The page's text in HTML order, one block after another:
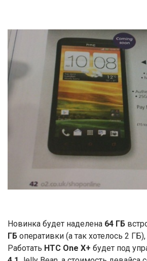
Новинка будет наделена 64 ГБ
ГБ оперативки (а так хотелось 2 ГБ),
Работать HTC One X+ будет под